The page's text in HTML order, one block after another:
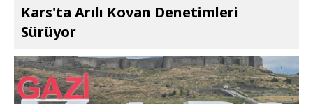
Kars'ta Arılı Kovan Denetimleri
Sürüyor